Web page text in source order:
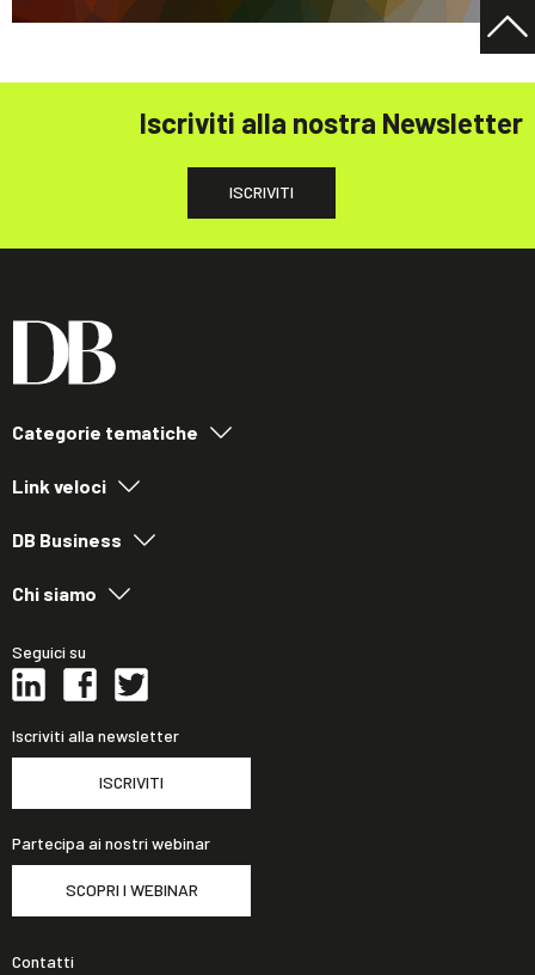
Iscriviti alla nostra Newsletter
ISCRIVITI
Categorie tematiche
Link veloci
DB Business
Chi siamo
Seguici su
Iscriviti alla newsletter
ISCRIVITI
Partecipa ai nostri webinar
SCOPRI I WEBINAR
Contatti